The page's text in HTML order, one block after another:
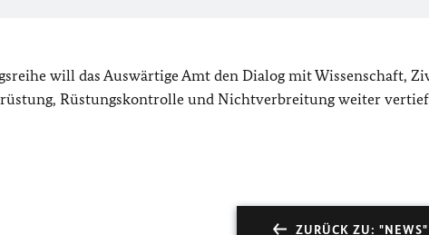
will das Auswärtige Amt den Dialog mit Wissenschaft,
Rüstungskontrolle und Nichtverbreitung weiter
ZURÜCK ZU: "NEWS"